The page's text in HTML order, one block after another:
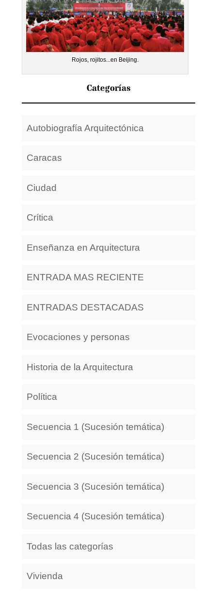
Rojos, rojitos...en Beijing.
Categorías
Autobiografía Arquitectónica
Caracas
Ciudad
Crítica
Enseñanza en Arquitectura
ENTRADA MAS RECIENTE
ENTRADAS DESTACADAS
Evocaciones y personas
Historia de la Arquitectura
Política
Secuencia 1 (Sucesión temática)
Secuencia 2 (Sucesión temática)
Secuencia 3 (Sucesión temática)
Secuencia 4 (Sucesión temática)
Todas las categorías
Vivienda